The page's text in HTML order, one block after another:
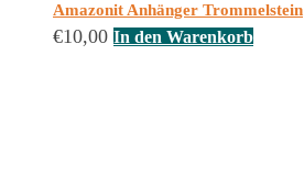
Amazonit Anhänger Trommelstein
€10,00 In den Warenkorb